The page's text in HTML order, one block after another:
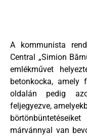
A kommunista
Central „Simion
emlékművet
betonkocka, amely
oldalán pedig
feljegyezve,
márvánnyal van